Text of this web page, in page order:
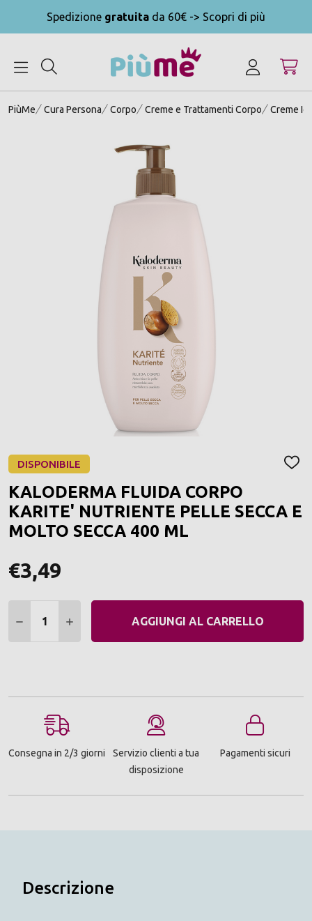
Spedizione gratuita da 60€ -> Scopri di più
PiùMe Cura Persona Corpo Creme e Trattamenti Corpo Creme
DISPONIBILE
KALODERMA FLUIDA CORPO
KARITE' NUTRIENTE PELLE SECCA E
MOLTO SECCA 400 ML
€3,49
DIMINUIRE QUANTITÀ:
AUMENTARE QUANTITÀ:
AGGIUNGI AL CARRELLO
Consegna in 2/3 giorni
Servizio clienti a tua
disposizione
Pagamenti sicuri
Descrizione